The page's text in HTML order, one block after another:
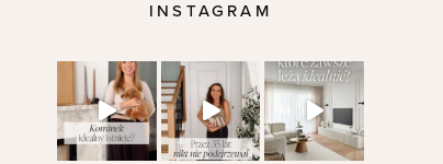
INSTAGRAM